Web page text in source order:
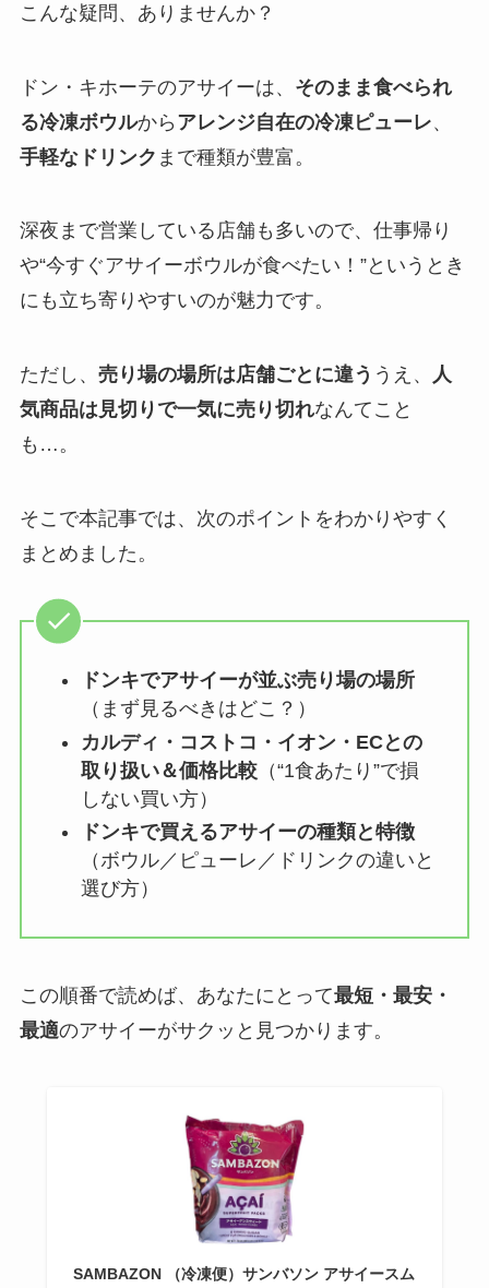
こんな疑問、ありませんか？
ドン・キホーテのアサイーは、 そのまま食べられ
る冷凍ボウルから アレンジ自在の冷凍ピューレ、
手軽なドリンク まで種類が豊富。
深夜まで営業している店舗も多いので、仕事帰り
や“今すぐアサイーボウルが食べたい！”というとき
にも立ち寄りやすいのが魅力です。
ただし、 売り場の場所は店舗ごとに違う うえ、
人
気商品は見切りで一気に売り切れなんてこと
も…。
そこで本記事では、次のポイントをわかりやすく
まとめました。
ドンキでアサイーが並ぶ売り場の場所
（まず見るべきはどこ？）
カルディ・コストコ・イオン・ECとの
取り扱い＆価格比較（“1食あたり”で損
しない買い方）
ドンキで買えるアサイーの種類と特徴
（ボウル／ピューレ／ドリンクの違いと
選び方）
この順番で読めば、あなたにとって最短・最安・
最適のアサイーがサクッと見つかります。
SAMBAZON （冷凍便）サンバソン アサイースム